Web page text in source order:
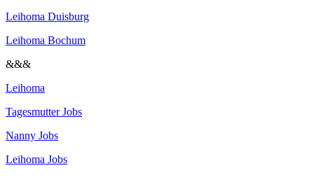
Leihoma Duisburg
Leihoma Bochum
&&&
Leihoma
Tagesmutter Jobs
Nanny Jobs
Leihoma Jobs